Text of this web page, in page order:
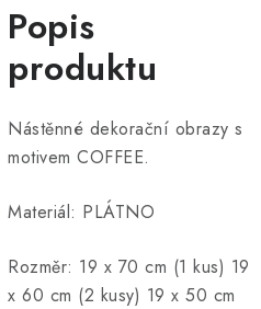
Popis
produktu
Nástěnné dekorační obrazy s
motivem COFFEE.
Materiál: PLÁTNO
Rozměr: 19 x 70 cm (1 kus) 19
x 60 cm (2 kusy) 19 x 50 cm